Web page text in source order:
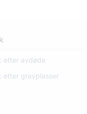
etter avdøde
etter gravplasser